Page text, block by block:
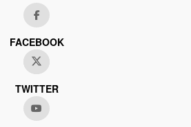
FACEBOOK
TWITTER